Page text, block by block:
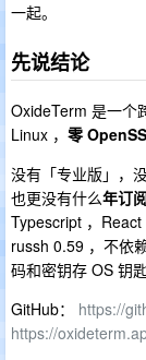
一起。
先说结论
OxideTerm 是一个
Linux ， 零
没有「专业版」，
也更没有什么年订
Typescript ，
russh 0.59 ，不依
码和密钥存 OS 钥
GitHub： https://
https://